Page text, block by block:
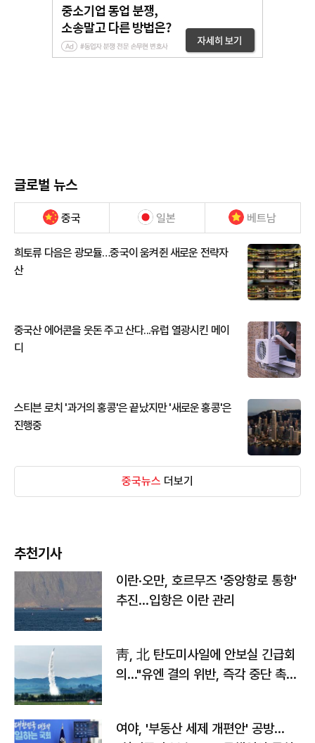
글로벌 뉴스
중국 일본 베트남
희토류 다음은 광모듈…중국이 움켜쥔 새로운 전략자
산
중국산 에어콘을 웃돈 주고 산다...유럽 열광시킨 메이
디
스티븐 로치 '과거의 홍콩'은 끝났지만 '새로운 홍콩'은
진행중
중국뉴스 더보기
추천기사
이란·오만, 호르무즈 '중앙항로 통항'
추진…입항은 이란 관리
靑, 北 탄도미사일에 안보실 긴급회
의…"유엔 결의 위반, 즉각 중단 촉
여야, '부동산 세제 개편안' 공방…